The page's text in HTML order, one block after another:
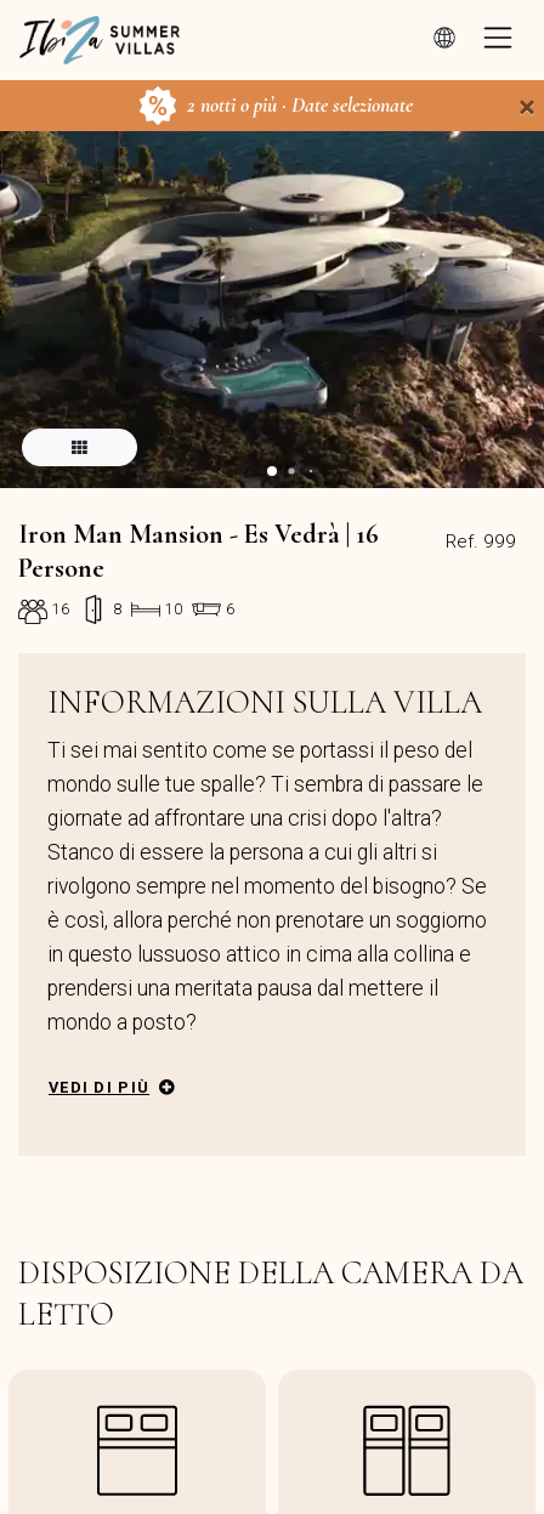
2 notti o più · Date selezionate ×
Ref. 999
Iron Man Mansion - Es Vedrà | 16
Persone
16 8 10 6
INFORMAZIONI SULLA VILLA
Ti sei mai sentito come se portassi il peso del
mondo sulle tue spalle? Ti sembra di passare le
giornate ad affrontare una crisi dopo l'altra?
Stanco di essere la persona a cui gli altri si
rivolgono sempre nel momento del bisogno? Se
è così, allora perché non prenotare un soggiorno
in questo lussuoso attico in cima alla collina e
prendersi una meritata pausa dal mettere il
mondo a posto?
VEDI DI PIÙ
DISPOSIZIONE DELLA CAMERA DA
LETTO